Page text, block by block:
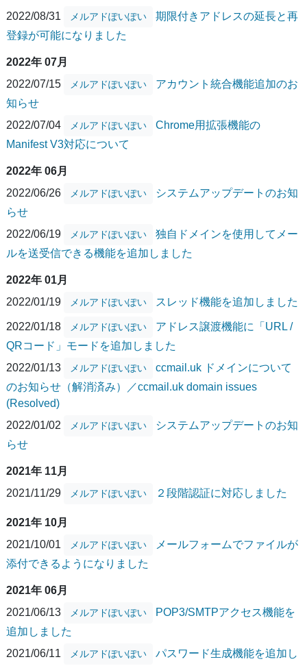
2022/08/31
メルアドぽいぽい
期限付きアドレスの延長と再
登録が可能になりました
2022年 07月
2022/07/15
メルアドぽいぽい
アカウント統合機能追加のお
知らせ
2022/07/04
メルアドぽいぽい
Chrome用拡張機能の
Manifest V3対応について
2022年 06月
2022/06/26
メルアドぽいぽい
システムアップデートのお知
らせ
2022/06/19
メルアドぽいぽい
独自ドメインを使用してメー
ルを送受信できる機能を追加しました
2022年 01月
2022/01/19
メルアドぽいぽい スレッド機能を追加しました
2022/01/18 メルアドぽいぽい
アドレス譲渡機能に「URL /
QRコード」モードを追加しました
2022/01/13
メルアドぽいぽい
ccmail.uk ドメインについて
のお知らせ（解消済み）／ccmail.uk domain issues
(Resolved)
2022/01/02
メルアドぽいぽい
システムアップデートのお知
らせ
2021年 11月
2021/11/29
メルアドぽいぽい ２段階認証に対応しました
2021年 10月
2021/10/01
メルアドぽいぽい
メールフォームでファイルが
添付できるようになりました
2021年 06月
2021/06/13
メルアドぽいぽい
POP3/SMTPアクセス機能を
追加しました
2021/06/11
メルアドぽいぽい
パスワード生成機能を追加し